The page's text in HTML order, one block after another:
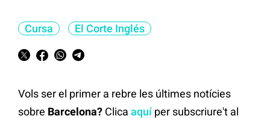
Cursa El Corte Inglés
Vols ser el primer a rebre les últimes notícies
sobre Barcelona? Clica aquíper subscriure't al